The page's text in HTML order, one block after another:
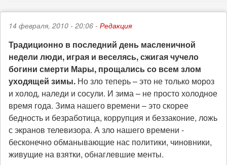
14 февраля, 2010 - 20:06 - Редакция
Традиционно в последний день масленичной
недели люди, играя и веселясь, сжигая чучело
богини смерти Мары, прощались со всем злом
уходящей зимы. Но зло теперь – это не только мороз
и холод, наледи и сосули. И зима – не просто холодное
время года. Зима нашего времени – это скорее
бедность и безработица, коррупция и беззаконие, ложь
с экранов телевизора. А зло нашего времени -
бесконечно обманывающие нас политики, чиновники,
живущие на взятки, обнаглевшие менты.